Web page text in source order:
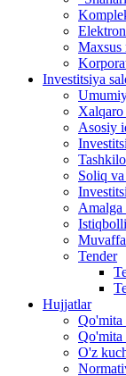
Maxsus
Investitsiya
Xalqaro
Аsosiy
Soliq
Аmalga
Tender
Hujjatlar
Qo'mita
Qo'mita
O'z